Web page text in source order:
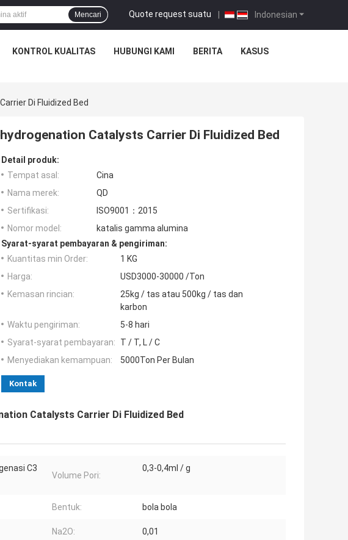
Indonesian
Quote request suatu |
Mencari
KONTROL KUALITAS HUBUNGI KAMI BERITA KASUS
Di Fluidized Bed
Catalysts Carrier Di Fluidized Bed
Detail produk:
Tempat asal:
Cina
Nama merek:
QD
Sertifikasi:
ISO9001：2015
Nomor model:
katalis gamma alumina
Syarat-syarat pembayaran & pengiriman:
Kuantitas min Order:
1 KG
Harga:
USD3000-30000 /Ton
Kemasan rincian:
25kg / tas atau 500kg / tas dan
karbon
Waktu pengiriman:
5-8 hari
Syarat-syarat pembayaran:
T / T, L / C
Menyediakan kemampuan:
5000Ton Per Bulan
Kontak
Catalysts Carrier Di Fluidized Bed
C3
Volume Pori:
0,3-0,4ml / g
Bentuk: bola bola
Na2O: 0,01